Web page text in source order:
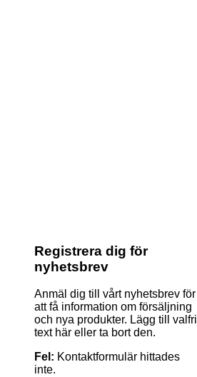
Registrera dig för
nyhetsbrev
Anmäl dig till vårt nyhetsbrev för
att få information om försäljning
och nya produkter. Lägg till valfri
text här eller ta bort den.
Fel: Kontaktformulär hittades
inte.